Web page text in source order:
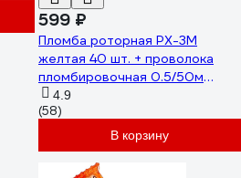
599 ₽
Пломба роторная РХ-3М
желтая 40 шт. + проволока
пломбировочная 0.5/50м
нержавейка ТПК Технологии
Контроля 24272
4.9
(58)
В корзину